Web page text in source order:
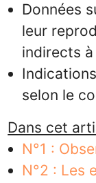
Données
leur
indirects
selon le
Dans cet
N°1 :
N°2 : Les